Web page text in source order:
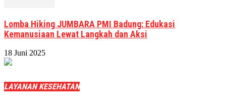
Lomba Hiking JUMBARA PMI Badung: Edukasi
Kemanusiaan Lewat Langkah dan Aksi
18 Juni 2025
LAYANAN KESEHATAN